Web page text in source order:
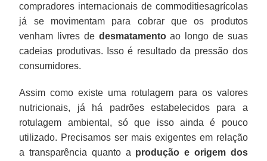
compradores internacionais de commoditiesagrícolas
já se movimentam para cobrar que os produtos
venham livres de desmatamentoao longo de suas
cadeias produtivas. Isso é resultado da pressão dos
consumidores.
Assim como existe uma rotulagem para os valores
nutricionais, já há padrões estabelecidos para a
rotulagem ambiental, só que isso ainda é pouco
utilizado. Precisamos ser mais exigentes em relação
a transparência quanto a produção e origem dos